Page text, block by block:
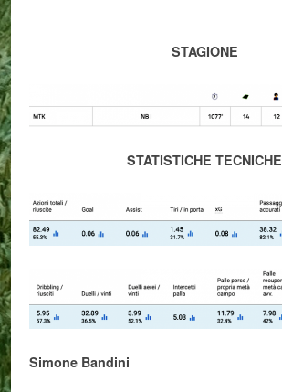
STAGIONE
STATISTICHE TECNICHE
Simone Bandini